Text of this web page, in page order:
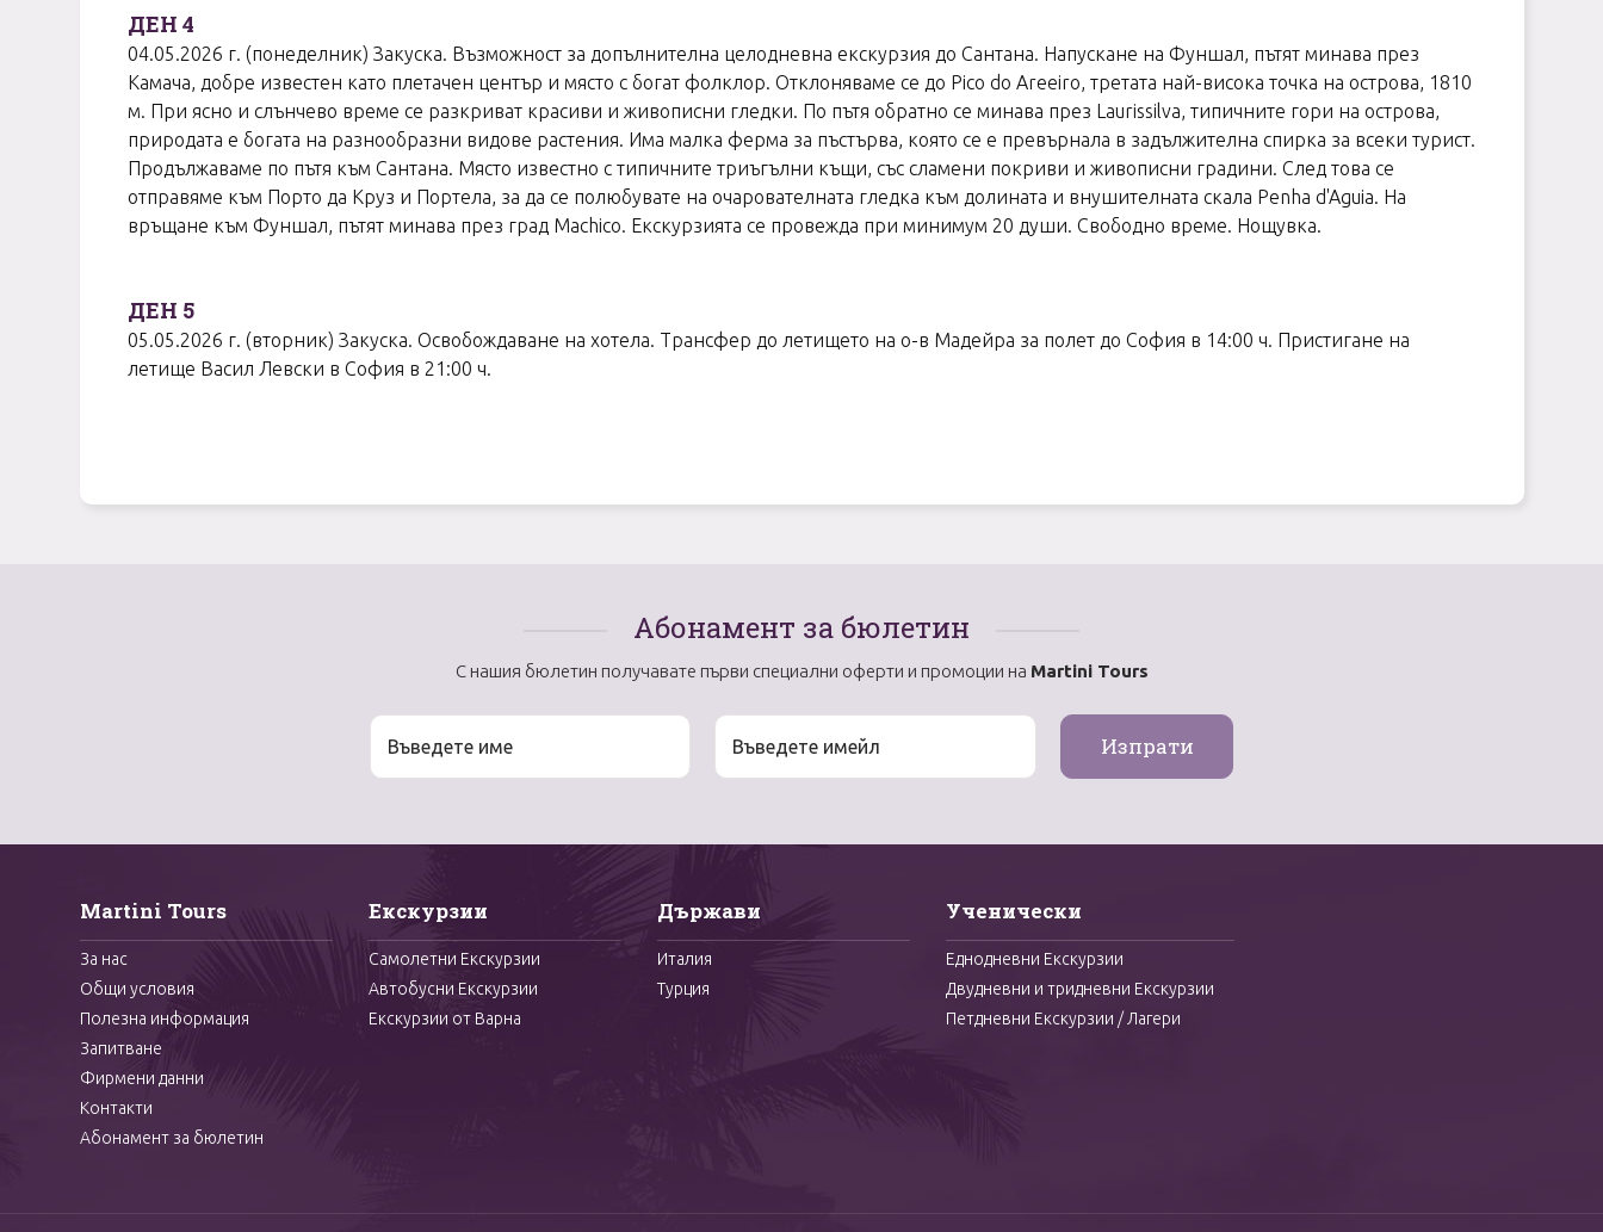
ДЕН 4
04.05.2026 г. (понеделник) Закуска. Възможност за допълнителна целодневна екскурзия до Сантана. Напускане на Фуншал, пътят минава през
Камача, добре известен като плетачен център и място с богат фолклор. Отклоняваме се до Pico do Areeiro, третата най-висока точка на острова, 1810
м. При ясно и слънчево време се разкриват красиви и живописни гледки. По пътя обратно се минава през Laurissilva, типичните гори на острова,
природата е богата на разнообразни видове растения. Има малка ферма за пъстърва, която се е превърнала в задължителна спирка за всеки турист.
Продължаваме по пътя към Сантана. Място известно с типичните триъгълни къщи, със сламени покриви и живописни градини. След това се
отправяме към Порто да Круз и Портела, за да се полюбувате на очарователната гледка към долината и внушителната скала Penha d'Aguia. На
връщане към Фуншал, пътят минава през град Machico. Екскурзията се провежда при минимум 20 души. Свободно време. Нощувка.
ДЕН 5
05.05.2026 г. (вторник) Закуска. Освобождаване на хотела. Трансфер до летището на о-в Mадейра за полет до София в 14:00 ч. Пристигане на
летище Васил Левски в София в 21:00 ч.
Абонамент за бюлетин
С нашия бюлетин получавате първи специални оферти и промоции на Martini Tours
Martini Tours
За нас
Общи условия
Полезна информация
Запитване
Фирмени данни
Контакти
Абонамент за бюлетин
Екскурзии
Самолетни Екскурзии
Автобусни Екскурзии
Екскурзии от Варна
Държави
Италия
Турция
Ученически
Еднодневни Екскурзии
Двудневни и тридневни Екскурзии
Петдневни Екскурзии / Лагери